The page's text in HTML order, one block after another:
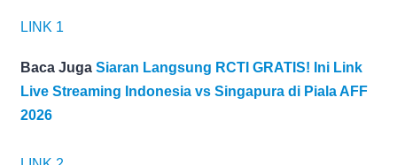
LINK 1
Baca Juga Siaran Langsung RCTI GRATIS! Ini Link
Live Streaming Indonesia vs Singapura di Piala AFF
2026